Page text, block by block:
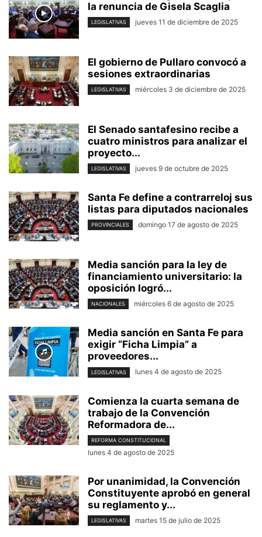
la renuncia de Gisela Scaglia
LEGISLATIVAS jueves 11 de diciembre de 2025
El gobierno de Pullaro convocó a
sesiones extraordinarias
LEGISLATIVAS miércoles 3 de diciembre de 2025
El Senado santafesino recibe a
cuatro ministros para analizar el
proyecto...
LEGISLATIVAS jueves 9 de octubre de 2025
Santa Fe define a contrarreloj sus
listas para diputados nacionales
PROVINCIALES domingo 17 de agosto de 2025
Media sanción para la ley de
financiamiento universitario: la
oposición logró...
NACIONALES miércoles 6 de agosto de 2025
Media sanción en Santa Fe para
exigir “Ficha Limpia” a
proveedores...
LEGISLATIVAS lunes 4 de agosto de 2025
Comienza la cuarta semana de
trabajo de la Convención
Reformadora de...
REFORMA CONSTITUCIONAL
lunes 4 de agosto de 2025
Por unanimidad, la Convención
Constituyente aprobó en general
su reglamento y...
LEGISLATIVAS martes 15 de julio de 2025